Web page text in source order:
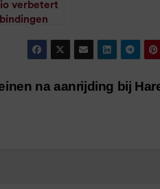
verbetert
leestijd
na aanrijding bij